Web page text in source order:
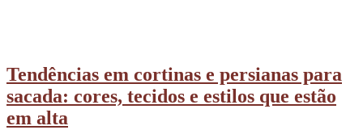
Tendências em cortinas e persianas para
sacada: cores, tecidos e estilos que estão
em alta